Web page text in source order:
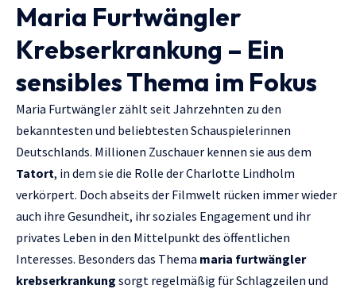
Maria Furtwängler
Krebserkrankung – Ein
sensibles Thema im Fokus
Maria Furtwängler zählt seit Jahrzehnten zu den
bekanntesten und beliebtesten Schauspielerinnen
Deutschlands. Millionen Zuschauer kennen sie aus dem
Tatort, in dem sie die Rolle der Charlotte Lindholm
verkörpert. Doch abseits der Filmwelt rücken immer wieder
auch ihre Gesundheit, ihr soziales Engagement und ihr
privates Leben in den Mittelpunkt des öffentlichen
Interesses. Besonders das Thema maria furtwängler
krebserkrankung sorgt regelmäßig für Schlagzeilen und